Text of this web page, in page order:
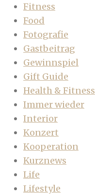
Fitness
Food
Fotografie
Gastbeitrag
Gewinnspiel
Gift Guide
Health & Fitness
Immer wieder
Interior
Konzert
Kooperation
Kurznews
Life
Lifestyle